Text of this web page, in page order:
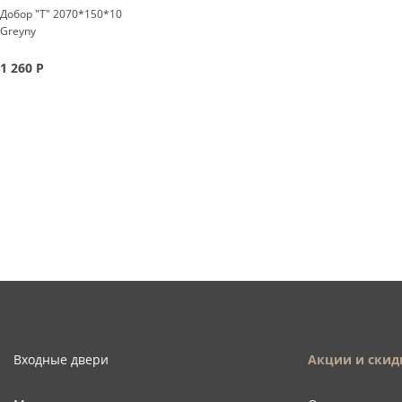
Добор "Т" 2070*150*10
Greyny
1 260 Р
Входные двери Акции и